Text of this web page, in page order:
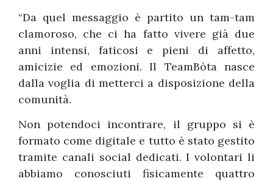
“Da quel messaggio è partito un tam-tam
clamoroso, che ci ha fatto vivere già due
anni intensi, faticosi e pieni di affetto,
amicizie ed emozioni. Il TeamBòta nasce
dalla voglia di metterci a disposizione della
comunità.
Non potendoci incontrare, il gruppo si è
formato come digitale e tutto è stato gestito
tramite canali social dedicati. I volontari li
abbiamo conosciuti fisicamente quattro